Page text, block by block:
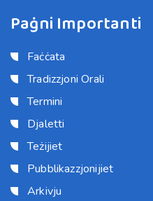
Paġni Importanti
Faċċata
Tradizzjoni Orali
Termini
Djaletti
Teżijiet
Pubblikazzjonijiet
Arkivju